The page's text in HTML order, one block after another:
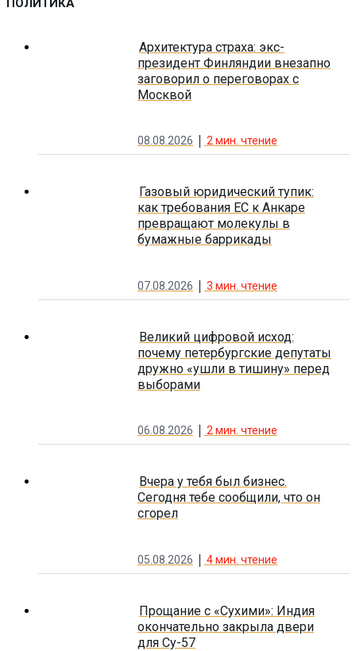
Архитектура страха: экс-
президент Финляндии внезапно
заговорил о переговорах с
Москвой
08.08.2026 2 мин. чтение
Газовый юридический тупик:
как требования ЕС к Анкаре
превращают молекулы в
бумажные баррикады
07.08.2026 3 мин. чтение
Великий цифровой исход:
почему петербургские депутаты
дружно «ушли в тишину» перед
выборами
06.08.2026 2 мин. чтение
Вчера у тебя был бизнес.
Сегодня тебе сообщили, что он
сгорел
05.08.2026 4мин. чтение
Прощание с «Сухими»: Индия
окончательно закрыла двери
для Су-57